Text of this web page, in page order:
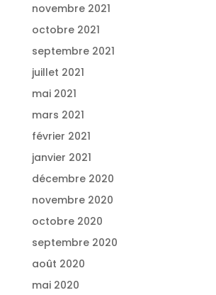
novembre 2021
octobre 2021
septembre 2021
juillet 2021
mai 2021
mars 2021
février 2021
janvier 2021
décembre 2020
novembre 2020
octobre 2020
septembre 2020
août 2020
mai 2020